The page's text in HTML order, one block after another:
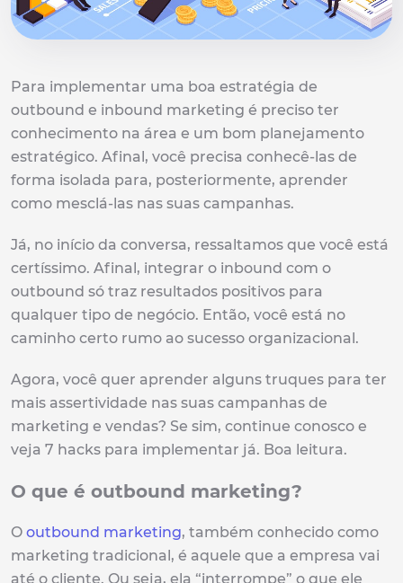
Para implementar uma boa estratégia de
outbound e inbound marketing é preciso ter
conhecimento na área e um bom planejamento
estratégico. Afinal, você precisa conhecê-las de
forma isolada para, posteriormente, aprender
como mesclá-las nas suas campanhas.
Já, no início da conversa, ressaltamos que você está
certíssimo. Afinal, integrar o inbound com o
outbound só traz resultados positivos para
qualquer tipo de negócio. Então, você está no
caminho certo rumo ao sucesso organizacional.
Agora, você quer aprender alguns truques para ter
mais assertividade nas suas campanhas de
marketing e vendas? Se sim, continue conosco e
veja 7 hacks para implementar já. Boa leitura.
O que é outbound marketing?
O outbound marketing, também conhecido como
marketing tradicional, é aquele que a empresa vai
até o cliente. Ou seja, ela “interrompe” o que ele